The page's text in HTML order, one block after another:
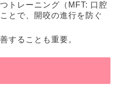
トレーニング（MFT: 口腔
とで、開咬の進行を防ぐ
することも重要。